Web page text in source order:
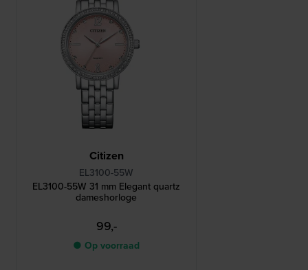
Citizen
EL3100-55W
EL3100-55W 31 mm Elegant quartz
dameshorloge
99,-
● Op voorraad